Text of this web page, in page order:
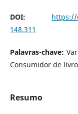
DOI: https://
148.311
Palavras-chave:
Consumidor de
Resumo